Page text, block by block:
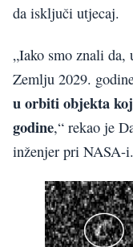
da isključi utjecaj.
„Iako smo znali
Zemlju 2029.
u orbiti objekta
godine,“ rekao je
inženjer pri NASA-i.